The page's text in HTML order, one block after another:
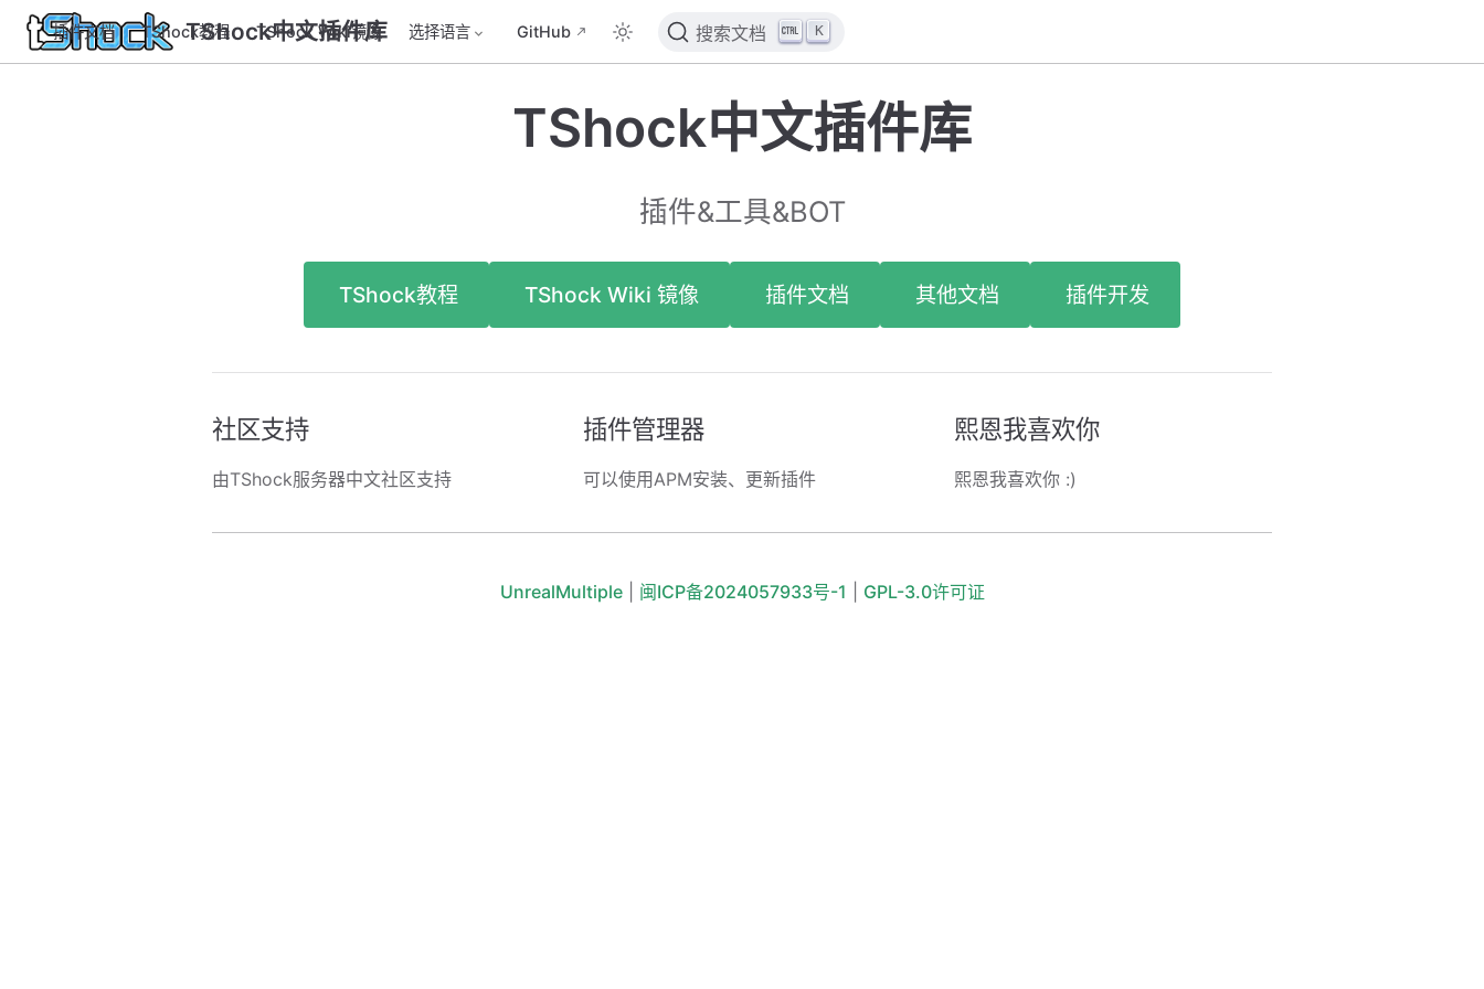
TShock中文插件库
插件文档 TShock教程 TShock Wiki镜像 选择语言 GitHub 搜索文档 K
TShock中文插件库
插件&工具&BOT
TShock教程 TShock Wiki 镜像 插件文档 其他文档 插件开发
社区支持
由TShock服务器中文社区支持
插件管理器
可以使用APM安装、更新插件
熙恩我喜欢你
熙恩我喜欢你 :)
UnrealMultiple| 闽ICP备2024057933号-1 GPL-3.0许可证